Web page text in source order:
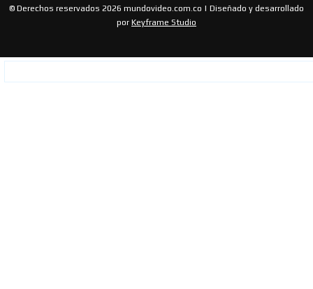
© Derechos reservados 2026 mundovideo.com.co | Diseñado y desarrollado
por Keyframe Studio